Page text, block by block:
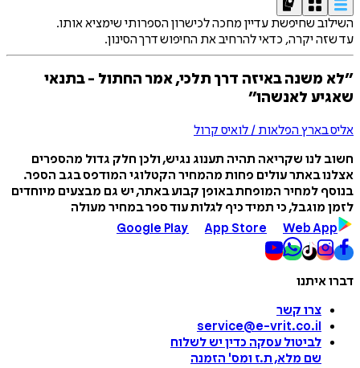
השילוב שחיפשת עדיין מחכה לכישרון הספרותי שימציא אותו.
עד שזה יקרה, כדאי להרחיב את החיפוש דרך הסינון.
״לא משנה באיזה דרך תלכי, אמר החתול - בתנאי
שאגיע לאנשהו״
אליס בארץ הפלאות / לואיס קרול
חשוב לנו שקריאה תהיה תענוג נגיש, ולכן חלק גדול מהספרים
אצלנו באתר עולים פחות מהמחיר הקטלוגי המודפס בגב הספר.
בנוסף למחיר המופחת באופן קבוע באתר, יש גם מבצעים מיוחדים
לזמן מוגבל, כי תמיד כיף לגלות עוד ספר במחיר מעולה
Google Play
App Store Web App
דברו איתנו
צרו קשר
service@e-vrit.co.il
לביטול עסקה כדין יש לשלוח
שם מלא, ת.ז ומס' הזמנה